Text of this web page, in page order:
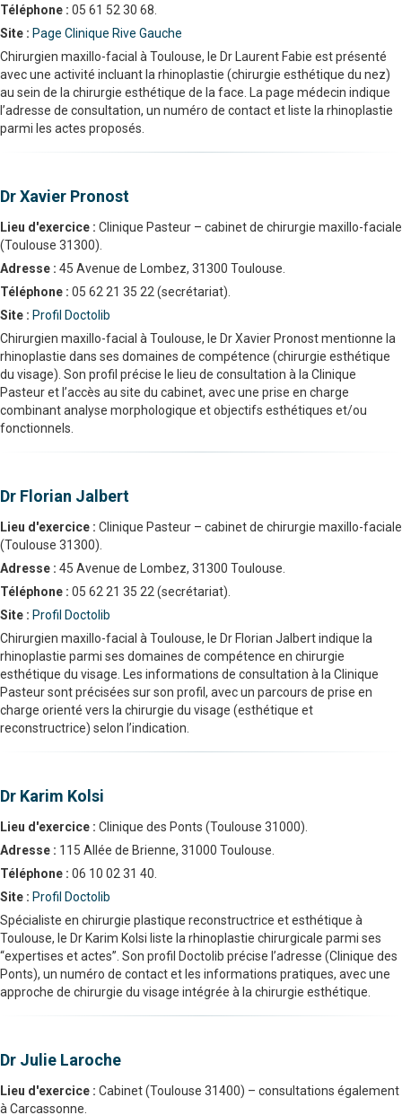
Téléphone : 05 61 52 30 68.
Site : Page Clinique Rive Gauche
Chirurgien maxillo-facial à Toulouse, le Dr Laurent Fabie est présenté
avec une activité incluant la rhinoplastie (chirurgie esthétique du nez)
au sein de la chirurgie esthétique de la face. La page médecin indique
l’adresse de consultation, un numéro de contact et liste la rhinoplastie
parmi les actes proposés.
Dr Xavier Pronost
Lieu d'exercice : Clinique Pasteur – cabinet de chirurgie maxillo-faciale
(Toulouse 31300).
Adresse : 45 Avenue de Lombez, 31300 Toulouse.
Téléphone : 05 62 21 35 22 (secrétariat).
Site : Profil Doctolib
Chirurgien maxillo-facial à Toulouse, le Dr Xavier Pronost mentionne la
rhinoplastie dans ses domaines de compétence (chirurgie esthétique
du visage). Son profil précise le lieu de consultation à la Clinique
Pasteur et l’accès au site du cabinet, avec une prise en charge
combinant analyse morphologique et objectifs esthétiques et/ou
fonctionnels.
Dr Florian Jalbert
Lieu d'exercice : Clinique Pasteur – cabinet de chirurgie maxillo-faciale
(Toulouse 31300).
Adresse : 45 Avenue de Lombez, 31300 Toulouse.
Téléphone : 05 62 21 35 22 (secrétariat).
Site : Profil Doctolib
Chirurgien maxillo-facial à Toulouse, le Dr Florian Jalbert indique la
rhinoplastie parmi ses domaines de compétence en chirurgie
esthétique du visage. Les informations de consultation à la Clinique
Pasteur sont précisées sur son profil, avec un parcours de prise en
charge orienté vers la chirurgie du visage (esthétique et
reconstructrice) selon l’indication.
Dr Karim Kolsi
Lieu d'exercice : Clinique des Ponts (Toulouse 31000).
Adresse : 115 Allée de Brienne, 31000 Toulouse.
Téléphone : 06 10 02 31 40.
Site : Profil Doctolib
Spécialiste en chirurgie plastique reconstructrice et esthétique à
Toulouse, le Dr Karim Kolsi liste la rhinoplastie chirurgicale parmi ses
“expertises et actes”. Son profil Doctolib précise l’adresse (Clinique des
Ponts), un numéro de contact et les informations pratiques, avec une
approche de chirurgie du visage intégrée à la chirurgie esthétique.
Dr Julie Laroche
Lieu d'exercice : Cabinet (Toulouse 31400) – consultations également
à Carcassonne.